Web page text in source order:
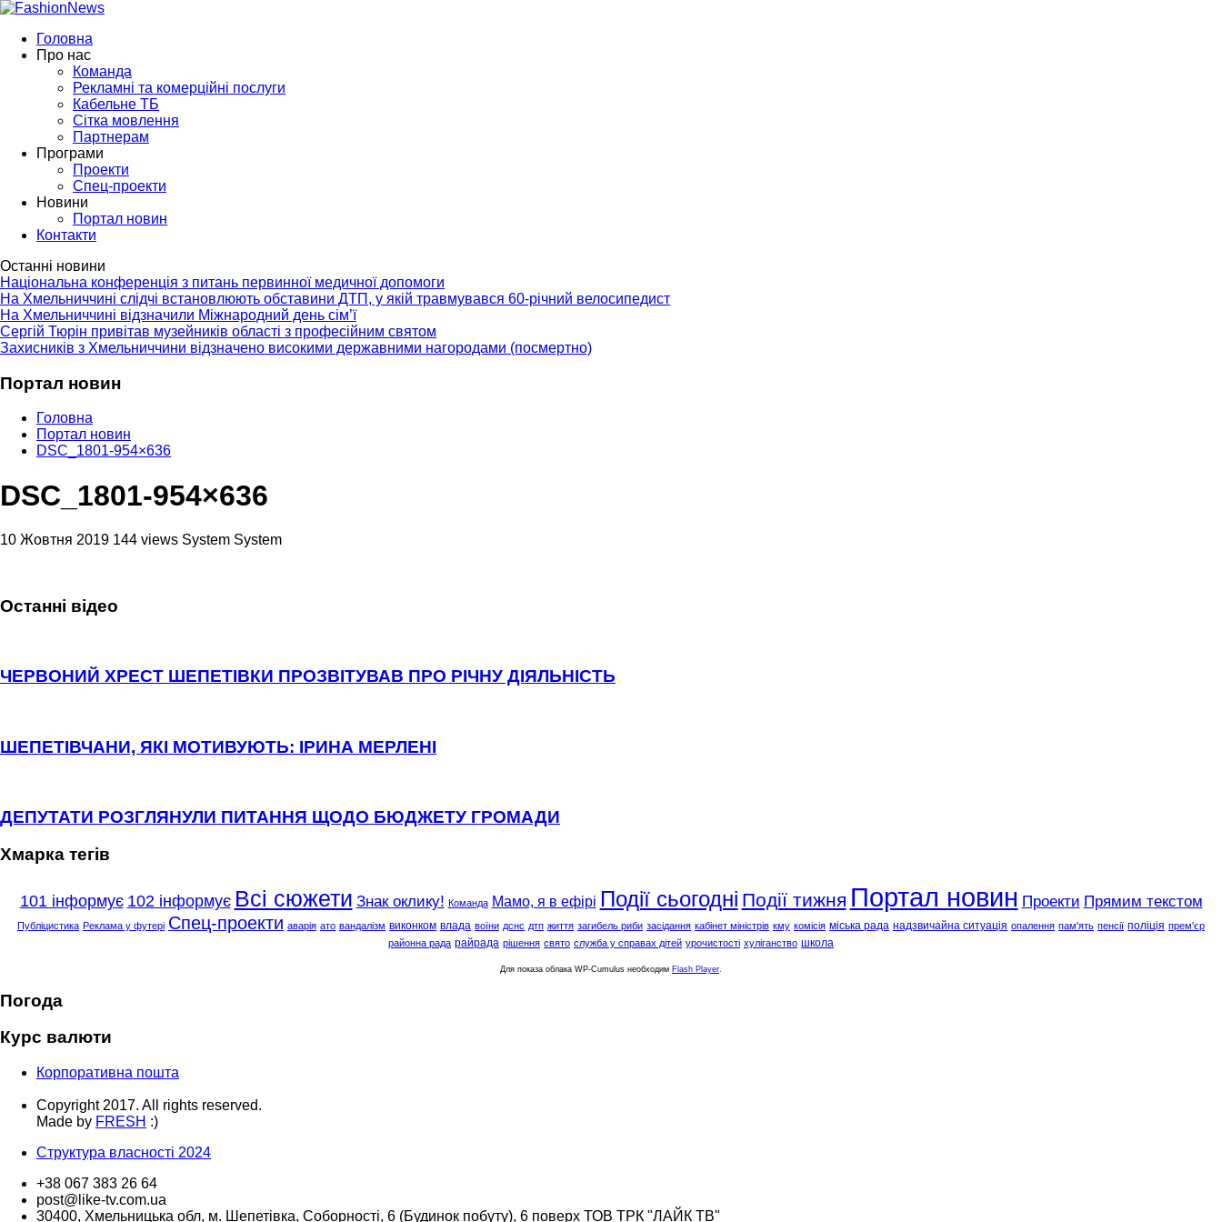
Головна
Про нас
Команда
Рекламні та комерційні послуги
Кабельне ТБ
Сітка мовлення
Партнерам
Програми
Проекти
Спец-проекти
Новини
Портал новин
Контакти
Останні новини
Національна конференція з питань первинної медичної допомоги
На Хмельниччині слідчі встановлюють обставини ДТП, у якій травмувався 60-річний велосипедист
На Хмельниччині відзначили Міжнародний день сім’ї
Сергій Тюрін привітав музейників області з професійним святом
Захисників з Хмельниччини відзначено високими державними нагородами (посмертно)
Портал новин
Головна
Портал новин
DSC_1801-954×636
DSC_1801-954×636
10 Жовтня 2019 144 views System System
Останні відео
ЧЕРВОНИЙ ХРЕСТ ШЕПЕТІВКИ ПРОЗВІТУВАВ ПРО РІЧНУ ДІЯЛЬНІСТЬ
ШЕПЕТІВЧАНИ, ЯКІ МОТИВУЮТЬ: ІРИНА МЕРЛЕНІ
ДЕПУТАТИ РОЗГЛЯНУЛИ ПИТАННЯ ЩОДО БЮДЖЕТУ ГРОМАДИ
Хмарка тегів
101 інформує 102 інформує Всі сюжети Знак оклику! Команда Мамо, я в ефірі Події сьогодні Події тижня Портал новин Проекти Прямим текстом
Публіцистика Реклама у футері Спец-проекти аварія ато вандалізм виконком влада воїни дснс дтп життя загибель риби засідання кабінет міністрів кму комісія міська рада надзвичайна ситуація опалення пам'ять пенсії поліція прем'єр
районна рада райрада рішення свято служба у справах дітей урочистості хуліганство школа
Для показа облака WP-Cumulus необходим Flash Player
Погода
Курс валюти
Корпоративна пошта
Copyright 2017. All rights reserved.
Made by FRESH :)
Структура власності 2024
+38 067 383 26 64
post@like-tv.com.ua
30400, Хмельницька обл, м. Шепетівка, Соборності, 6 (Будинок побуту), 6 поверх ТОВ ТРК "ЛАЙК ТВ"